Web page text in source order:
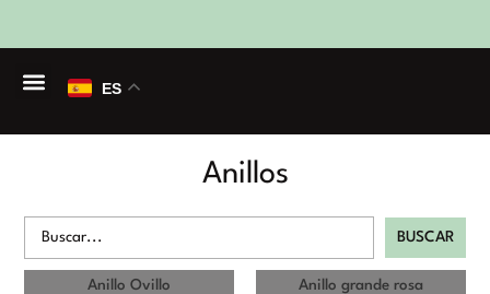
ES
Anillos
BUSCAR
Anillo Ovillo Anillo grande rosa